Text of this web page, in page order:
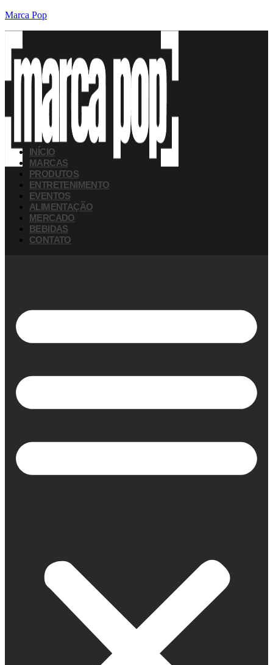
Marca Pop
INÍCIO
MARCAS
PRODUTOS
ENTRETENIMENTO
EVENTOS
ALIMENTAÇÃO
MERCADO
BEBIDAS
CONTATO